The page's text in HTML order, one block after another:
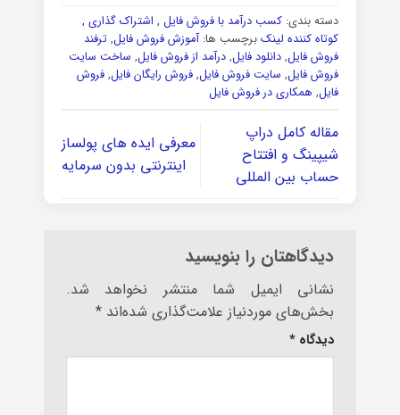
دسته بندی: کسب درآمد با فروش فایل , اشتراک گذاری ,
کوتاه کننده لینکبرچسب ها:آموزش فروش فایل, ترفند
فروش فایل, دانلود فایل, درآمد از فروش فایل, ساخت سایت
فروش فایل, سایت فروش فایل, فروش رایگان فایل, فروش
فایل, همکاری در فروش فایل
مقاله کامل دراپ
شیپینگ و افتتاح
حساب بین المللی
معرفی ایده های پولساز
اینترنتی بدون سرمایه
دیدگاهتان را بنویسید
نشانی ایمیل شما منتشر نخواهد شد.
بخش‌های موردنیاز علامت‌گذاری شده‌اند *
دیدگاه *